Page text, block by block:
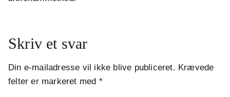
Skriv et svar
Din e-mailadresse vil ikke blive publiceret. Krævede
felter er markeret med *